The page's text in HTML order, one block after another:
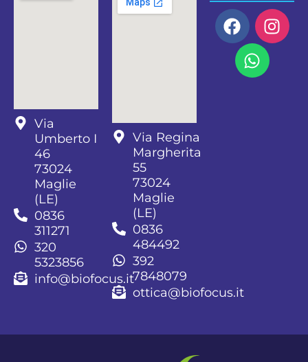
Via
Umberto I
46
73024
Maglie
(LE)
0836
311271
320
5323856
info@biofocus.it
Via Regina
Margherita
55
73024
Maglie
(LE)
0836
484492
392
7848079
ottica@biofocus.it